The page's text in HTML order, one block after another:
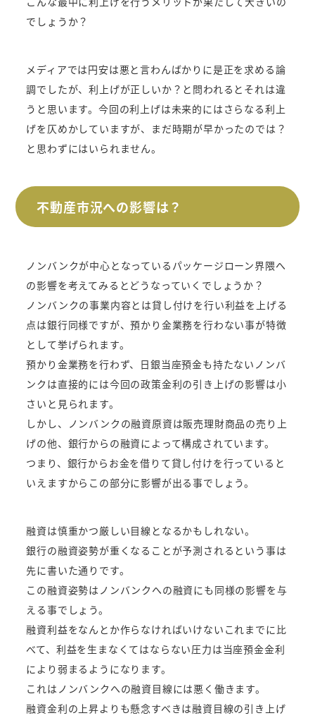
でしょうか？
メディアでは円安は悪と言わんばかりに是正を求める論
調でしたが、利上げが正しいか？と問われるとそれは違
うと思います。今回の利上げは未来的にはさらなる利上
げを仄めかしていますが、まだ時期が早かったのでは？
と思わずにはいられません。
不動産市況への影響は？
ノンバンクが中心となっているパッケージローン界隈へ
の影響を考えてみるとどうなっていくでしょうか？
ノンバンクの事業内容とは貸し付けを行い利益を上げる
点は銀行同様ですが、預かり金業務を行わない事が特徴
として挙げられます。
預かり金業務を行わず、日銀当座預金も持たないノンバ
ンクは直接的には今回の政策金利の引き上げの影響は小
さいと見られます。
しかし、ノンバンクの融資原資は販売理財商品の売り上
げの他、銀行からの融資によって構成されています。
つまり、銀行からお金を借りて貸し付けを行っていると
いえますからこの部分に影響が出る事でしょう。
融資は慎重かつ厳しい目線となるかもしれない。
銀行の融資姿勢が重くなることが予測されるという事は
先に書いた通りです。
この融資姿勢はノンバンクへの融資にも同様の影響を与
える事でしょう。
融資利益をなんとか作らなければいけないこれまでに比
べて、利益を生まなくてはならない圧力は当座預金金利
により弱まるようになります。
これはノンバンクへの融資目線には悪く働きます。
融資金利の上昇よりも懸念すべきは融資目線の引き上げ